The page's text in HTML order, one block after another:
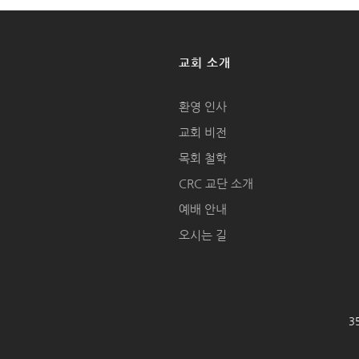
교회 소개
환영 인사
교회 비전
목회 철학
CRC 교단 소개
예배 안내
오시는 길